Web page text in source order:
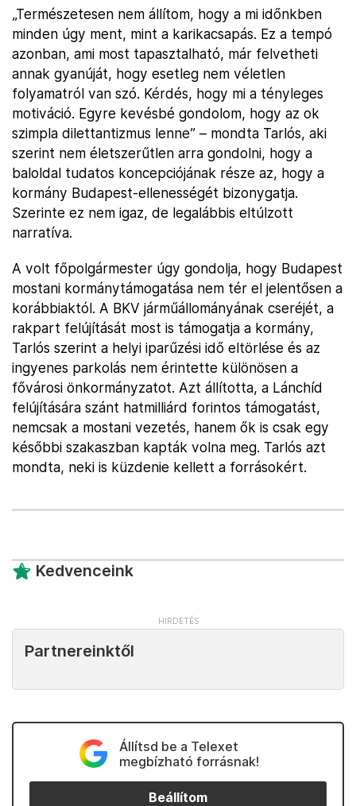
„Természetesen nem állítom, hogy a mi időnkben
minden úgy ment, mint a karikacsapás. Ez a tempó
azonban, ami most tapasztalható, már felvetheti
annak gyanúját, hogy esetleg nem véletlen
folyamatról van szó. Kérdés, hogy mi a tényleges
motiváció. Egyre kevésbé gondolom, hogy az ok
szimpla dilettantizmus lenne” – mondta Tarlós, aki
szerint nem életszerűtlen arra gondolni, hogy a
baloldal tudatos koncepciójának része az, hogy a
kormány Budapest-ellenességét bizonygatja.
Szerinte ez nem igaz, de legalábbis eltúlzott
narratíva.
A volt főpolgármester úgy gondolja, hogy Budapest
mostani kormánytámogatása nem tér el jelentősen a
korábbiaktól. A BKV járműállományának cseréjét, a
rakpart felújítását most is támogatja a kormány,
Tarlós szerint a helyi iparűzési idő eltörlése és az
ingyenes parkolás nem érintette különösen a
fővárosi önkormányzatot. Azt állította, a Lánchíd
felújítására szánt hatmilliárd forintos támogatást,
nemcsak a mostani vezetés, hanem ők is csak egy
későbbi szakaszban kapták volna meg. Tarlós azt
mondta, neki is küzdenie kellett a forrásokért.
Kedvenceink
Partnereinktől
Állítsd be a Telexet
megbízható forrásnak!
Beállítom